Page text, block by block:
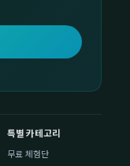
특별 카테고리
무료 체험단